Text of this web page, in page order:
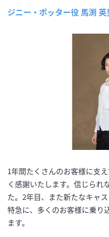
ジニー・ポッター役 馬渕 英
1年間たくさんのお客様に支
く感謝いたします。信じられ
た。2年目、また新たなキャ
特急に、多くのお客様に乗り
ます。